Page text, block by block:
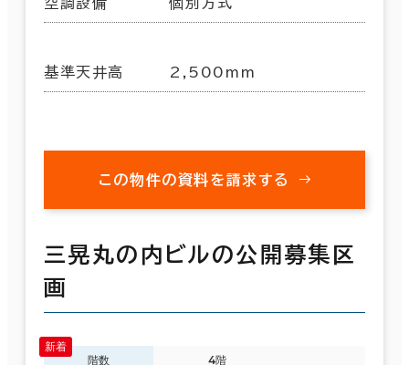
基準天井高 2,500mm
この物件の資料を請求する
三晃丸の内ビルの公開募集区
画
階数 4階